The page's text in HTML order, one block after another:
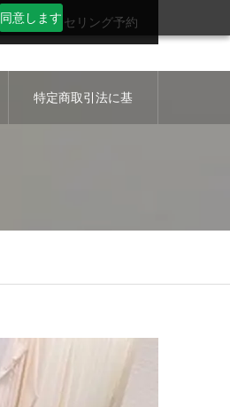
同意します
無料カウンセリング予約
特定商取引法に基